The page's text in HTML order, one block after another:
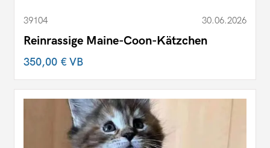
39104 30.06.2026
Reinrassige Maine-Coon-Kätzchen
350,00 €VB